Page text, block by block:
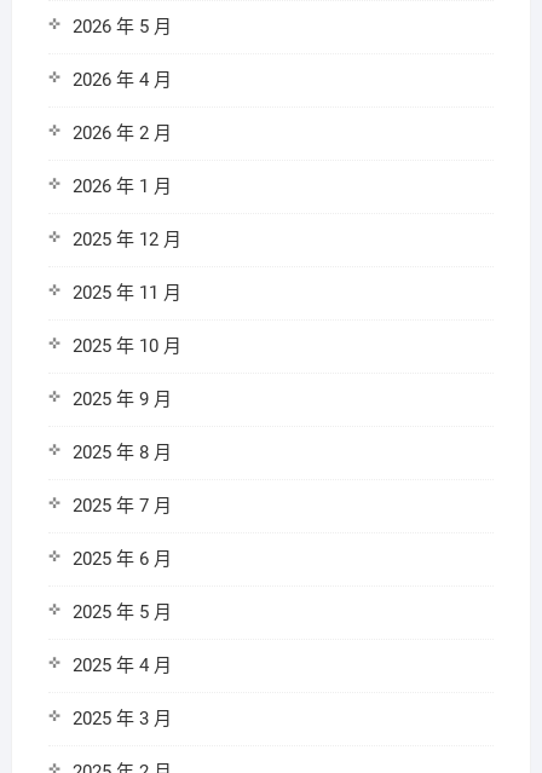
2026 年 5 月
2026 年 4 月
2026 年 2 月
2026 年 1 月
2025 年 12 月
2025 年 11 月
2025 年 10 月
2025 年 9 月
2025 年 8 月
2025 年 7 月
2025 年 6 月
2025 年 5 月
2025 年 4 月
2025 年 3 月